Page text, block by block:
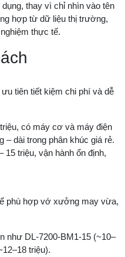
thay vì chỉ nhìn vào tên
hợp từ dữ liệu thị trường,
thực tế.
tiên tiết kiệm chi phí và dễ
có máy cơ và máy điện
– dài trong phân khúc giá rẻ.
15 triệu, vận hành ổn định,
phù hợp vớ xưởng may vừa,
như DL-7200-BM1-15 (~10–
triệu).